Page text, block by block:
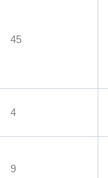
45
4
9